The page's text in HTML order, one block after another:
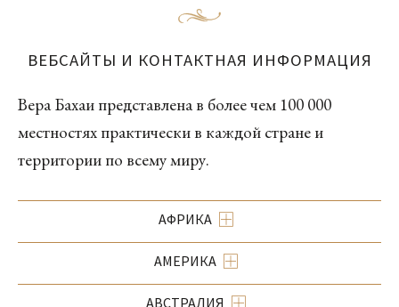
ВЕБСАЙТЫ И КОНТАКТНАЯ ИНФОРМАЦИЯ
Вера Бахаи представлена в более чем 100 000
местностях практически в каждой стране и
территории по всему миру.
АФРИКА
АМЕРИКА
АВСТРАЛИЯ